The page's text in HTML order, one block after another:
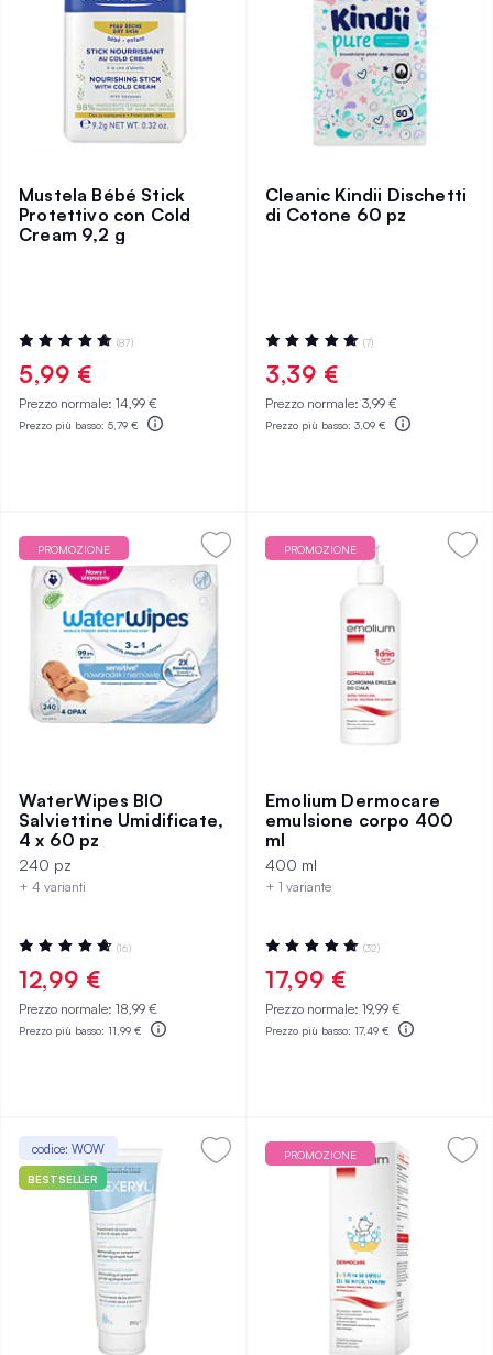
Mustela Bébé Stick
Protettivo con Cold
Cream 9,2 g
Valutazione:
98%
(87)
5,99 €
Prezzo normale: 14,99 €
Prezzo più basso: 5,79 €
Cleanic Kindii Dischetti
di Cotone 60 pz
Valutazione:
100%
(7)
3,39 €
Prezzo normale: 3,99 €
Prezzo più basso: 3,09 €
PROMOZIONE
WaterWipes BIO
Salviettine Umidificate,
4 x 60 pz
240 pz
+ 4 varianti
Valutazione:
95%
(16)
12,99 €
Prezzo normale: 18,99 €
Prezzo più basso: 11,99 €
PROMOZIONE
Emolium Dermocare
emulsione corpo 400
ml
400 ml
+ 1 variante
Valutazione:
99%
(32)
17,99 €
Prezzo normale: 19,99 €
Prezzo più basso: 17,49 €
codice: WOW
BESTSELLER
PROMOZIONE